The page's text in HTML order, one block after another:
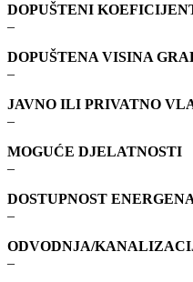
DOPUŠTENI
–
DOPUŠTENA VISINA
–
JAVNO ILI PRIVATNO
–
MOGUĆE DJELATNOSTI
–
DOSTUPNOST
–
ODVODNJA/
–